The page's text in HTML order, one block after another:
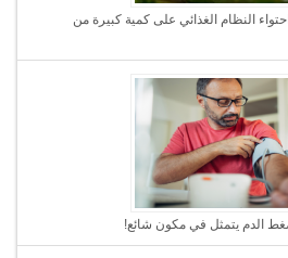
النظام الغذائي على كمية كبيرة من
ضغط الدم يتمثل في مكون شائع!